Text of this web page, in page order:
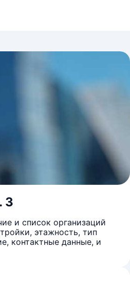
3
и список организаций
этажность, тип
контактные данные, и